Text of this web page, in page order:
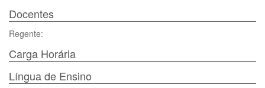
Docentes
Regente:
Carga Horária
Língua de Ensino